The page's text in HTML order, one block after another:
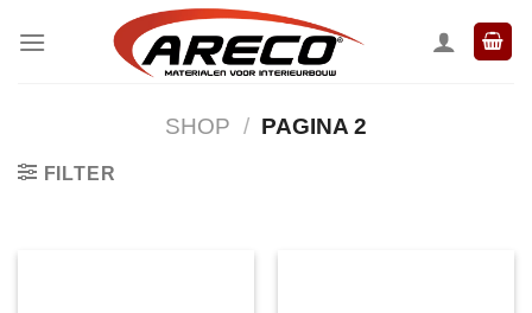
naar
SHOP / PAGINA 2
FILTER